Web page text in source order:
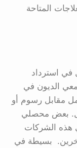
المتاحة
في استرداد
الديون في
مقابل رسوم أو
بعض محصلي
هذه الشركات
بسيطة في